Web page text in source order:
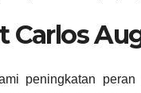
Carlos
peningkatan